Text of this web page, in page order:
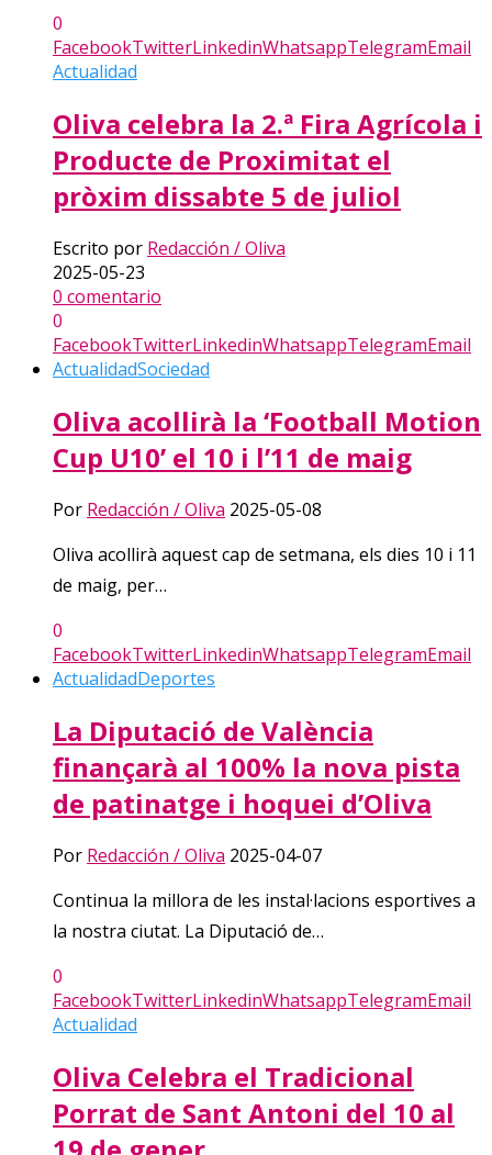
0
FacebookTwitterLinkedinWhatsappTelegramEmail
Actualidad
Oliva celebra la 2.ª Fira Agrícola i
Producte de Proximitat el
pròxim dissabte 5 de juliol
Escrito por Redacción / Oliva
2025-05-23
0 comentario
0
FacebookTwitterLinkedinWhatsappTelegramEmail
ActualidadSociedad
Oliva acollirà la ‘Football Motion
Cup U10’ el 10 i l’11 de maig
Por Redacción / Oliva 2025-05-08
Oliva acollirà aquest cap de setmana, els dies 10 i 11
de maig, per…
0
FacebookTwitterLinkedinWhatsappTelegramEmail
ActualidadDeportes
La Diputació de València
finançarà al 100% la nova pista
de patinatge i hoquei d’Oliva
Por Redacción / Oliva 2025-04-07
Continua la millora de les instal·lacions esportives a
la nostra ciutat. La Diputació de…
0
FacebookTwitterLinkedinWhatsappTelegramEmail
Actualidad
Oliva Celebra el Tradicional
Porrat de Sant Antoni del 10 al